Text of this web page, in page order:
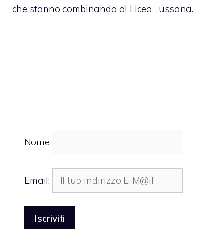
che stanno combinando al Liceo Lussana.
Nome
Email: